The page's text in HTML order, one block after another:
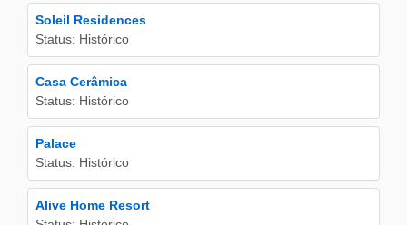
Soleil Residences
Status: Histórico
Casa Cerâmica
Status: Histórico
Palace
Status: Histórico
Alive Home Resort